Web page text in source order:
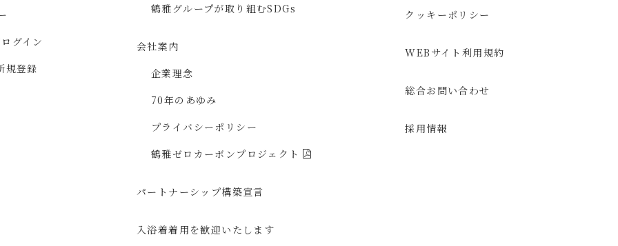
ログイン
規登録
鶴雅グループが取り組むSDGs
会社案内
企業理念
70年のあゆみ
プライバシーポリシー
鶴雅ゼロカーボン プロジェクト
パートナーシップ構築宣言
入浴着着用を歓迎いたします
クッキーポリシー
WEBサイト利用規約
総合お問い合わせ
採用情報